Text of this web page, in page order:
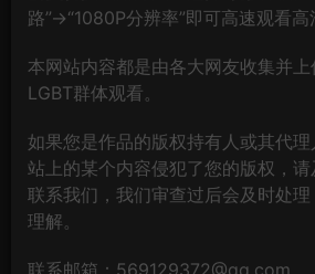
路”→“1080P分辨率”即可高速观看高
本网站内容都是由各大网友收集并
LGBT群体观看。
如果您是作品的版权持有人或其代
站上的某个内容侵犯了您的版权，
联系我们，我们审查过后会及时处
理解。
联系邮箱：569129372@qq.com